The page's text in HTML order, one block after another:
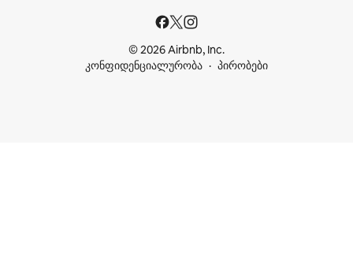
© 2026 Airbnb, Inc.
კონფიდენციალურობა
პირობები